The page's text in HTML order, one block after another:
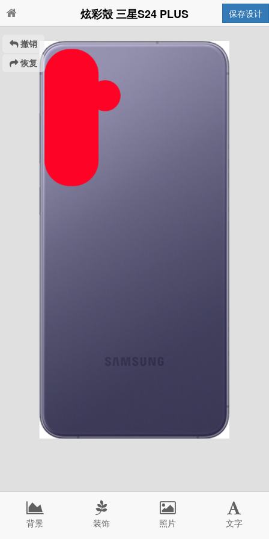
炫彩殼 三星S24 PLUS 保存设计
撤销
恢复
背景 装饰 照片 文字